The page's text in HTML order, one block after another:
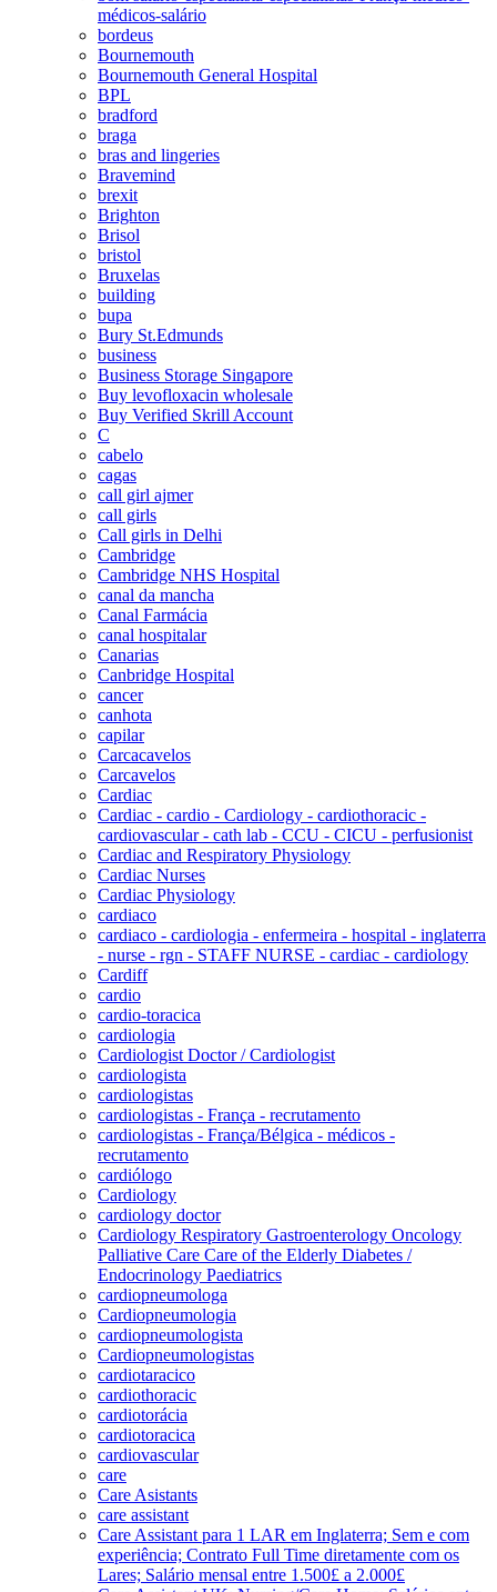
médicos-salário
bordeus
Bournemouth
Bournemouth General Hospital
BPL
bradford
braga
bras and lingeries
Bravemind
brexit
Brighton
Brisol
bristol
Bruxelas
building
bupa
Bury St.Edmunds
business
Business Storage Singapore
Buy levofloxacin wholesale
Buy Verified Skrill Account
C
cabelo
cagas
call girl ajmer
call girls
Call girls in Delhi
Cambridge
Cambridge NHS Hospital
canal da mancha
Canal Farmácia
canal hospitalar
Canarias
Canbridge Hospital
cancer
canhota
capilar
Carcacavelos
Carcavelos
Cardiac
Cardiac - cardio - Cardiology - cardiothoracic -
cardiovascular - cath lab - CCU - CICU - perfusionist
Cardiac and Respiratory Physiology
Cardiac Nurses
Cardiac Physiology
cardiaco
cardiaco - cardiologia - enfermeira - hospital - inglaterra
- nurse - rgn - STAFF NURSE - cardiac - cardiology
Cardiff
cardio
cardio-toracica
cardiologia
Cardiologist Doctor / Cardiologist
cardiologista
cardiologistas
cardiologistas - França - recrutamento
cardiologistas - França/Bélgica - médicos -
recrutamento
cardiólogo
Cardiology
cardiology doctor
Cardiology Respiratory Gastroenterology Oncology
Palliative Care Care of the Elderly Diabetes /
Endocrinology Paediatrics
cardiopneumologa
Cardiopneumologia
cardiopneumologista
Cardiopneumologistas
cardiotaracico
cardiothoracic
cardiotorácia
cardiotoracica
cardiovascular
care
Care Asistants
care assistant
Care Assistant para 1 LAR em Inglaterra; Sem e com
experiência; Contrato Full Time diretamente com os
Lares; Salário mensal entre 1.500£ a 2.000£